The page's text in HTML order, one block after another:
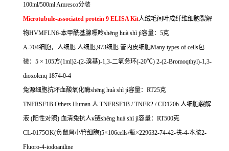
100ml/500ml Amresco分装
Microtubule-associated protein 9 ELISA Kit人绒毛间叶成纤维细胞裂解
物HVMFLN6-本甲酰基腺嘌呤shēng huà shì jì容量： 5克
A-704细胞，人细胞 人细胞,973细胞 管内皮细胞Many types of cells包
装： 5 × 105方(1ml)2-(2-溴基)-1,3-二氧务环(-20℃) 2-(2-Bromoqthyl)-1,3-
dioxolcnq 1874-0-4
兔源细胞抗坏血酸氧化酶shēng huà shì jì容量： RT25克
TNFRSF1B Others Human 人 TNFRSF1B / TNFR2 / CD120b 人细胞裂解
液 (阳性对照) 血清兔抗人κ链shēng huà shì jì容量： RT500克
CL-0175OK(负鼠肾小管细胞)5×106cells/瓶×229632-74-42-扶-4-本胺2-
Fluoro-4-iodoaniline